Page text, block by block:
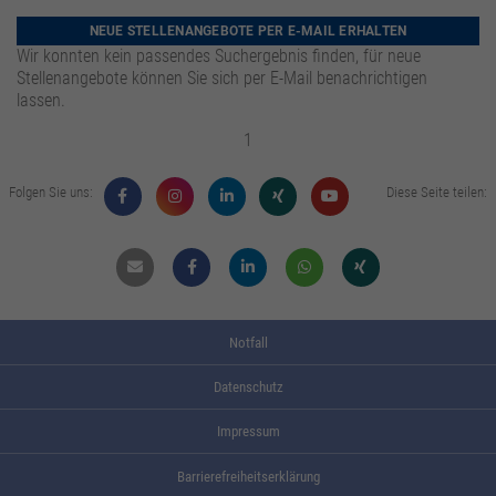
NEUE STELLENANGEBOTE PER E-MAIL ERHALTEN
Wir konnten kein passendes Suchergebnis finden, für neue
Stellenangebote können Sie sich per E-Mail benachrichtigen
lassen.
1
Folgen Sie uns: Diese Seite teilen:
Mail FacebookLinkdin WhatsappXing
Notfall
Datenschutz
Impressum
Barrierefreiheitserklärung
Zweck Speichert die Kontrasteinstellung der Webseite.
zusätzliche Informationen anzubieten.